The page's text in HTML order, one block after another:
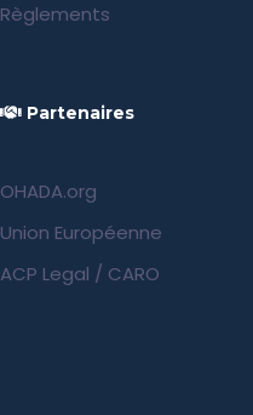
Règlements
Partenaires
OHADA.org
Union Européenne
ACP Legal / CARO